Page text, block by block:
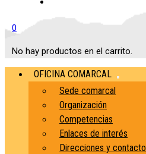
0
No hay productos en el carrito.
OFICINA COMARCAL
Sede comarcal
Organización
Competencias
Enlaces de interés
Direcciones y contacto